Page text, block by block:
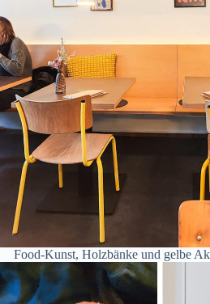
Food-Kunst, Holzbänke und gelbe